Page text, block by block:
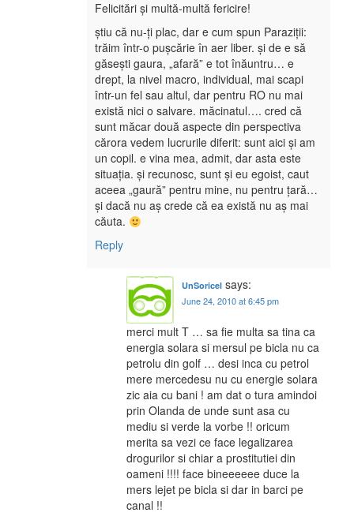
Felicitări și multă-multă fericire!
știu că nu-ți plac, dar e cum spun Paraziții:
trăim într-o pușcărie în aer liber. și de e să
găsești gaura, „afară” e tot înăuntru… e
drept, la nivel macro, individual, mai scapi
într-un fel sau altul, dar pentru RO nu mai
există nici o salvare. măcinatul…. cred că
sunt măcar două aspecte din perspectiva
cărora vedem lucrurile diferit: sunt aici și am
un copil. e vina mea, admit, dar asta este
situația. și recunosc, sunt și eu egoist, caut
aceea „gaură” pentru mine, nu pentru țară…
și dacă nu aș crede că ea există nu aș mai
căuta.
Reply
UnSoricel says:
June 24, 2010 at 6:45 pm
merci mult T … sa fie multa sa tina ca
energia solara si mersul pe bicla nu ca
petrolu din golf … desi inca cu petrol
mere mercedesu nu cu energie solara
zic aia cu bani ! am dat o tura amindoi
prin Olanda de unde sunt asa cu
mediu si verde la vorbe !! oricum
merita sa vezi ce face legalizarea
drogurilor si chiar a prostitutiei din
oameni !!!! face bineeeeee duce la
mers lejet pe bicla si dar in barci pe
canal !!